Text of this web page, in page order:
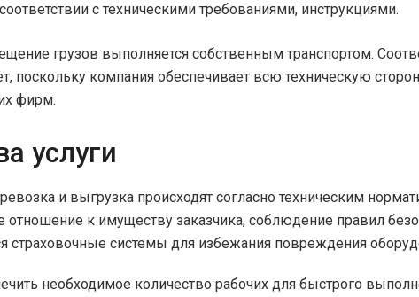
с техническими требованиями, инструкциями.
грузов выполняется собственным транспортом.
поскольку компания обеспечивает всю техническую
фирм.
услуги
и выгрузка происходят согласно техническим
отношение к имуществу заказчика, соблюдение правил
страховочные системы для избежания повреждения
необходимое количество рабочих для быстрого